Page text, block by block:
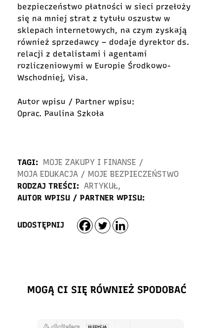
bezpieczeństwo płatności w sieci przełoży
się na mniej strat z tytułu oszustw w
sklepach internetowych, na czym zyskają
również sprzedawcy – dodaje dyrektor ds.
relacji z detalistami i agentami
rozliczeniowymi w Europie Środkowo-
Wschodniej, Visa.
Autor wpisu / Partner wpisu:
Oprac. Paulina Szkoła
TAGI: MOJE ZAKUPY I FINANSE /
MOJA EDUKACJA / MOJE BEZPIECZEŃSTWO
RODZAJ TREŚCI: ARTYKUŁ,
AUTOR WPISU / PARTNER WPISU:
UDOSTĘPNIJ
MOGĄ CI SIĘ RÓWNIEŻ SPODOBAĆ